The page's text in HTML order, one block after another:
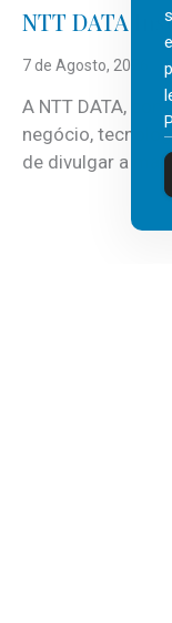
NTT DATA
7 de Agosto, 2026
A NTT DATA,
negócio,
de divulgar a mais